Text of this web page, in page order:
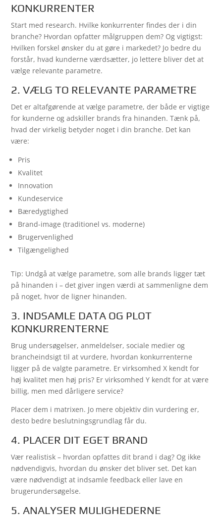
KONKURRENTER
Start med research. Hvilke konkurrenter findes der i din
branche? Hvordan opfatter målgruppen dem? Og vigtigst:
Hvilken forskel ønsker du at gøre i markedet? Jo bedre du
forstår, hvad kunderne værdsætter, jo lettere bliver det at
vælge relevante parametre.
2. VÆLG TO RELEVANTE PARAMETRE
Det er altafgørende at vælge parametre, der både er vigtige
for kunderne og adskiller brands fra hinanden. Tænk på,
hvad der virkelig betyder noget i din branche. Det kan
være:
Pris
Kvalitet
Innovation
Kundeservice
Bæredygtighed
Brand-image (traditionel vs. moderne)
Brugervenlighed
Tilgængelighed
Tip: Undgå at vælge parametre, som alle brands ligger tæt
på hinanden i – det giver ingen værdi at sammenligne dem
på noget, hvor de ligner hinanden.
3. INDSAMLE DATA OG PLOT
KONKURRENTERNE
Brug undersøgelser, anmeldelser, sociale medier og
brancheindsigt til at vurdere, hvordan konkurrenterne
ligger på de valgte parametre. Er virksomhed X kendt for
høj kvalitet men høj pris? Er virksomhed Y kendt for at være
billig, men med dårligere service?
Placer dem i matrixen. Jo mere objektiv din vurdering er,
desto bedre beslutningsgrundlag får du.
4. PLACER DIT EGET BRAND
Vær realistisk – hvordan opfattes dit brand i dag? Og ikke
nødvendigvis, hvordan du ønsker det bliver set. Det kan
være nødvendigt at indsamle feedback eller lave en
brugerundersøgelse.
5. ANALYSER MULIGHEDERNE